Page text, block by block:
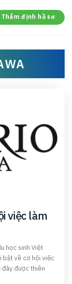
Thẩm định hồ sơ
việc làm
học sinh Việt
bật về cơ hội việc
đây được thiên